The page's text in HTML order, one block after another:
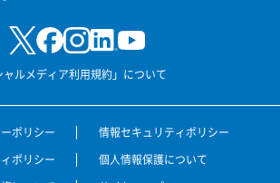
ルメディア利用規約」について
ポリシー
情報セキュリティポリシー
ポリシー
個人情報保護について